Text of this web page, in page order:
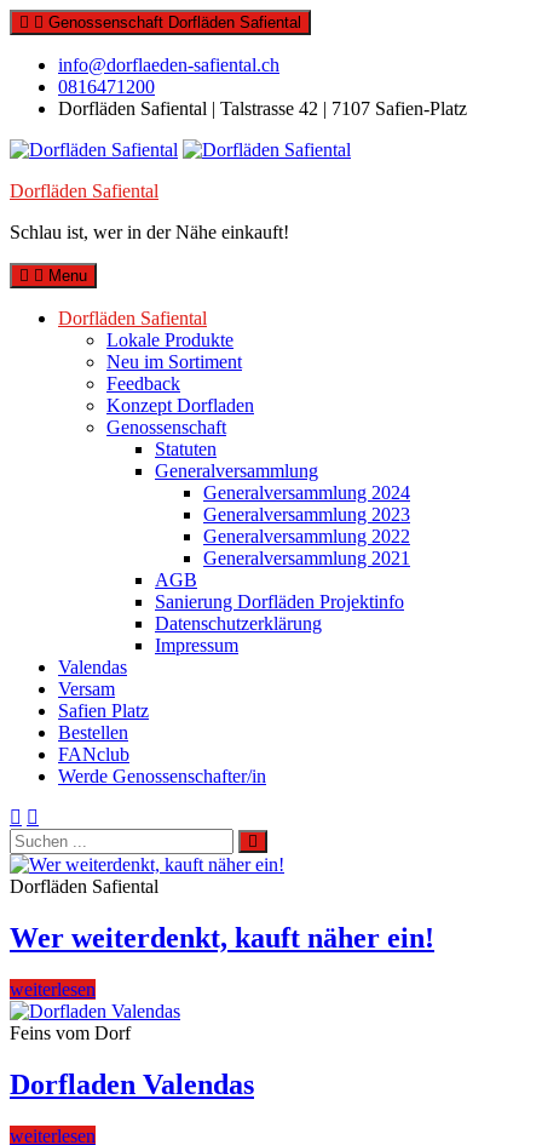
Skip
to
content
Genossenschaft Dorfläden Safiental
info@dorflaeden-safiental.ch
0816471200
Dorfläden Safiental | Talstrasse 42 | 7107 Safien-Platz
Dorfläden Safiental
Schlau ist, wer in der Nähe einkauft!
Menu
Dorfläden Safiental
Lokale Produkte
Neu im Sortiment
Feedback
Konzept Dorfladen
Genossenschaft
Statuten
Generalversammlung
Generalversammlung 2024
Generalversammlung 2023
Generalversammlung 2022
Generalversammlung 2021
AGB
Sanierung Dorfläden Projektinfo
Datenschutzerklärung
Impressum
Valendas
Versam
Safien Platz
Bestellen
FANclub
Werde Genossenschafter/in
Search
Search
for:
Site
Overlay
Dorfläden Safiental
Wer weiterdenkt, kauft näher ein!
weiterlesen
Feins vom Dorf
Dorfladen Valendas
weiterlesen